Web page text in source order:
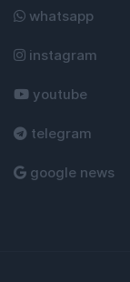
whatsapp
instagram
youtube
telegram
google news